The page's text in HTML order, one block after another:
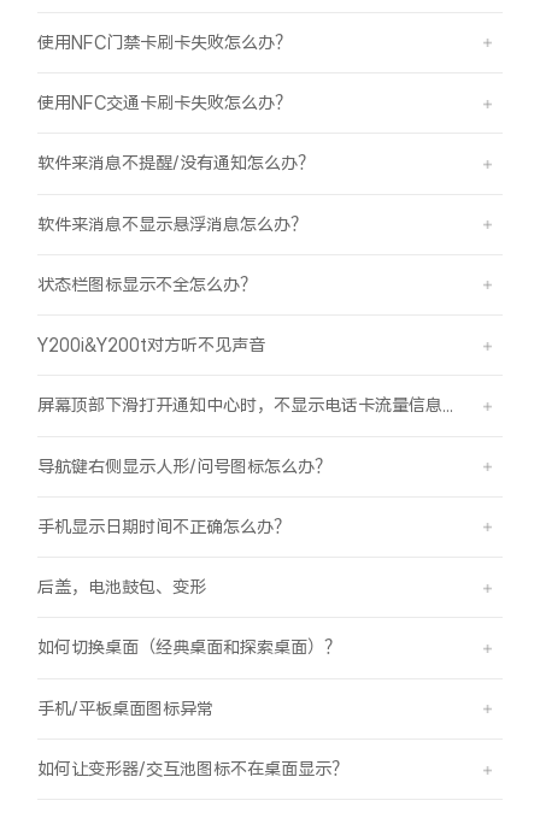
使用NFC门禁卡刷卡失败怎么办？
使用NFC交通卡刷卡失败怎么办？
软件来消息不提醒/没有通知怎么办？
软件来消息不显示悬浮消息怎么办？
状态栏图标显示不全怎么办？
Y200i&Y200t对方听不见声音
屏幕顶部下滑打开通知中心时，不显示电话卡流量信息怎么办？
导航键右侧显示人形/问号图标怎么办？
手机显示日期时间不正确怎么办？
后盖，电池鼓包、变形
如何切换桌面（经典桌面和探索桌面）？
手机/平板桌面图标异常
如何让变形器/交互池图标不在桌面显示？